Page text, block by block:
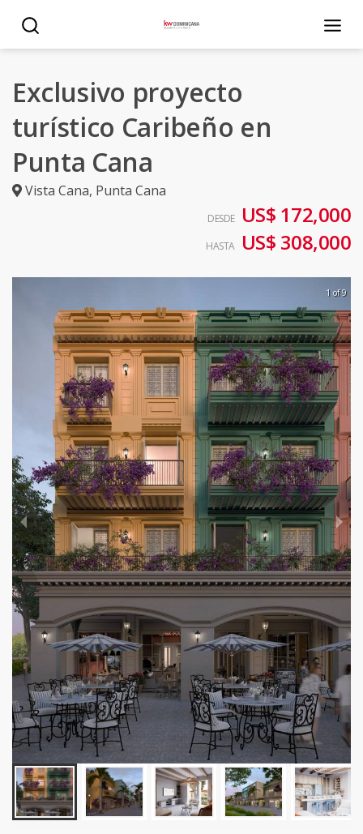
Exclusivo proyecto
turístico Caribeño en
Punta Cana
Vista Cana, Punta Cana
DESDE US$ 172,000
HASTA US$ 308,000
1 of 9